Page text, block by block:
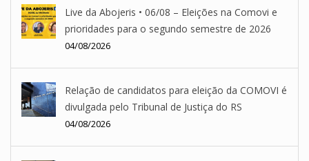
Live da Abojeris • 06/08 – Eleições na Comovi e
prioridades para o segundo semestre de 2026
04/08/2026
Relação de candidatos para eleição da COMOVI é
divulgada pelo Tribunal de Justiça do RS
04/08/2026